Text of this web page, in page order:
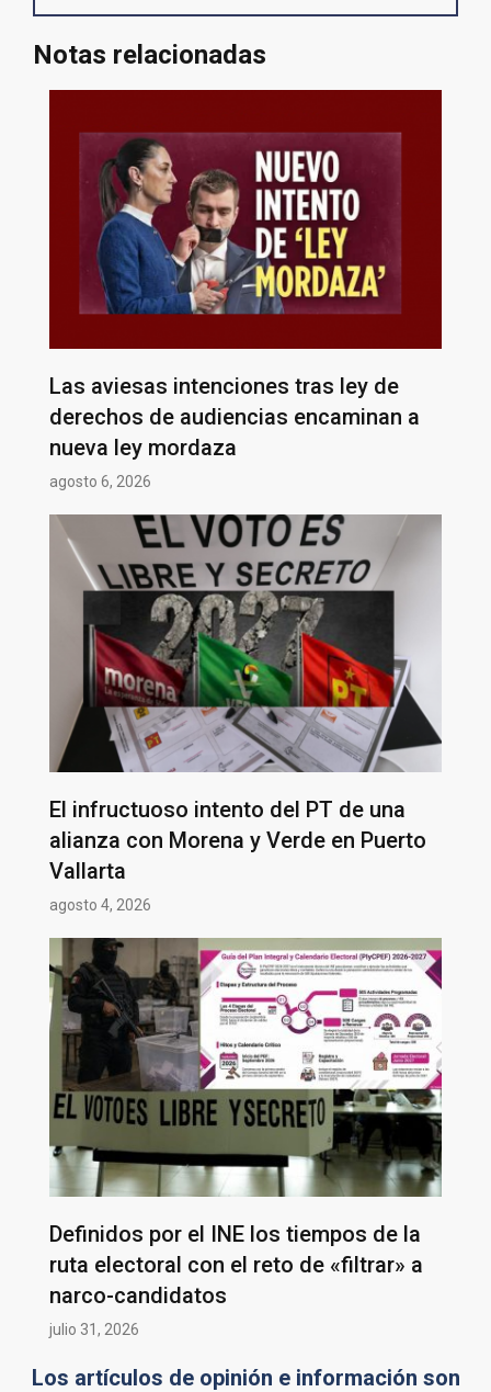
Notas relacionadas
Las aviesas intenciones tras ley de
derechos de audiencias encaminan a
nueva ley mordaza
agosto 6, 2026
El infructuoso intento del PT de una
alianza con Morena y Verde en Puerto
Vallarta
agosto 4, 2026
Definidos por el INE los tiempos de la
ruta electoral con el reto de «filtrar» a
narco-candidatos
julio 31, 2026
Los artículos de opinión e información son